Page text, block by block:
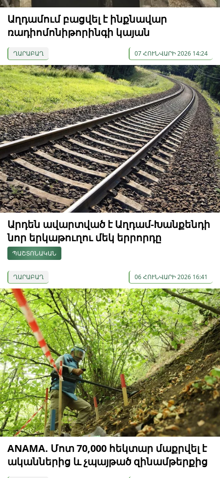
Աղդամում բացվել է ինքնավար
ռադիոմոնիթորինգի կայան
ՂԱՐԱԲԱՂ 07 ՀՈՒՆՎԱՐԻ 2026 14:24
Արդեն ավարտված է Աղդամ-Խանքենդի
նոր երկաթուղու մեկ երրորդը
ՊԱՇՏՈՆԱԿԱՆ
ՂԱՐԱԲԱՂ 06 ՀՈՒՆՎԱՐԻ 2026 16:41
ANAMA. Մոտ 70,000 հեկտար մաքրվել է
ականներից և չպայթած զինամթերքից